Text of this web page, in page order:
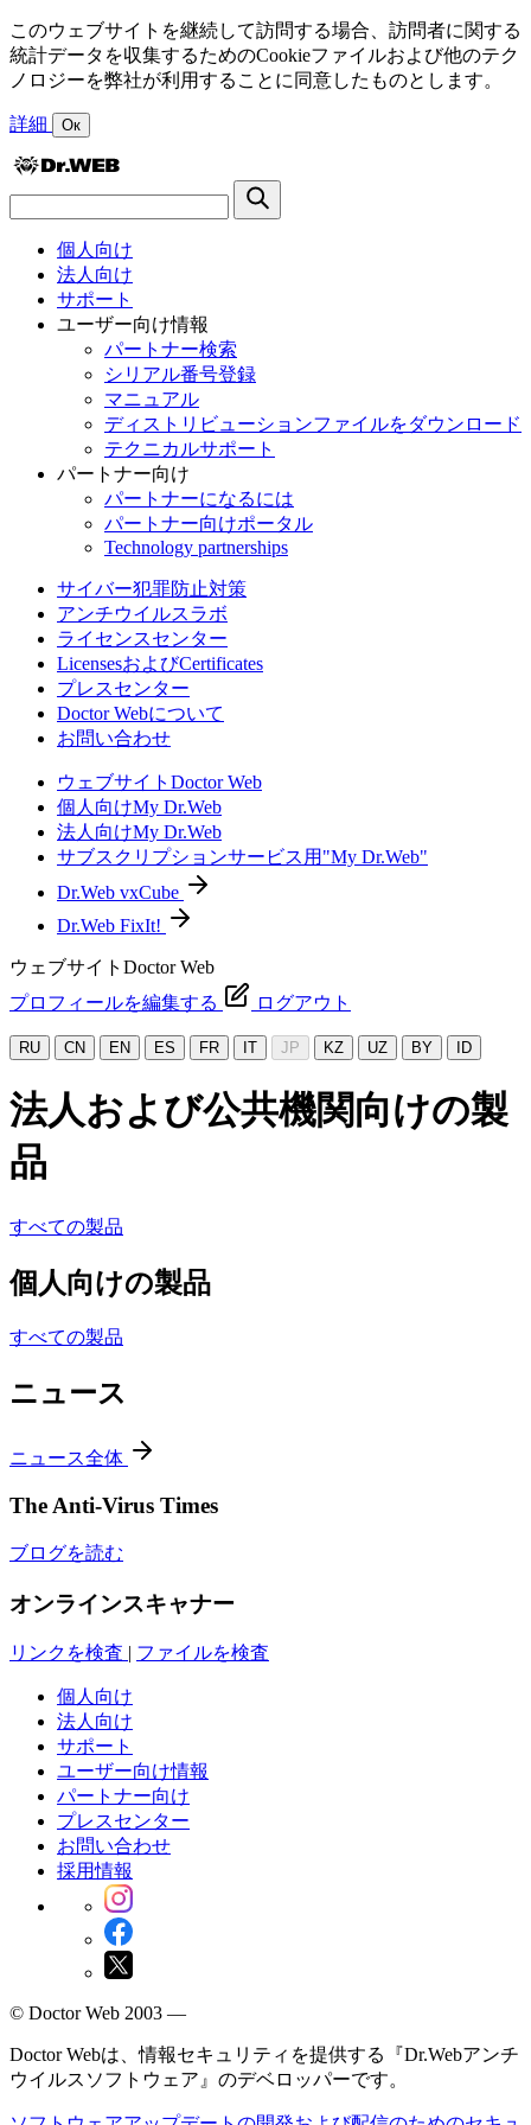
このウェブサイトを継続して訪問する場合、訪問者に関する
統計データを収集するためのCookieファイルおよび他のテク
ノロジーを弊社が利用することに同意したものとします。
詳細 Ок
個人向け
法人向け
サポート
ユーザー向け情報
パートナー検索
シリアル番号登録
マニュアル
ディストリビューションファイルをダウンロード
テクニカルサポート
パートナー向け
パートナーになるには
パートナー向けポータル
Technology partnerships
サイバー犯罪防止対策
アンチウイルスラボ
ライセンスセンター
LicensesおよびCertificates
プレスセンター
Doctor Webについて
お問い合わせ
ウェブサイトDoctor Web
個人向けMy Dr.Web
法人向けMy Dr.Web
サブスクリプションサービス用"My Dr.Web"
Dr.Web vxCube
Dr.Web FixIt!
ウェブサイトDoctor Web
プロフィールを編集する
ログアウト
RU CN EN ES FR IT JP KZ UZ BY ID
法人および公共機関向けの製
品
すべての製品
個人向けの製品
すべての製品
ニュース
ニュース全体
The Anti-Virus Times
ブログを読む
オンラインスキャナー
リンクを検査 | ファイルを検査
個人向け
法人向け
サポート
ユーザー向け情報
パートナー向け
プレスセンター
お問い合わせ
採用情報
© Doctor Web 2003 —
Doctor Webは、情報セキュリティを提供する『Dr.Webアンチ
ウイルスソフトウェア』のデベロッパーです。